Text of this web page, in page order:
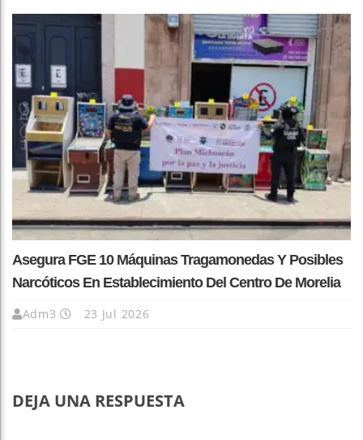
Asegura FGE 10 Máquinas Tragamonedas Y Posibles
Narcóticos En Establecimiento Del Centro De Morelia
Adm3 23 Jul 2026
DEJA UNA RESPUESTA